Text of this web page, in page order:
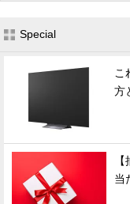
Special
こ
方
当